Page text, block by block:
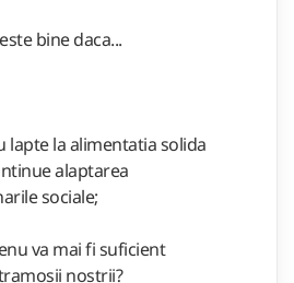
bine daca...
lapte la alimentatia solida
alaptarea
sociale;
va mai fi suficient
nostrii?